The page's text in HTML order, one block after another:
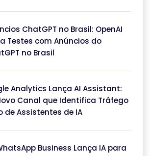
ChatGPT no Brasil: OpenAI
Testes com Anúncios do
no Brasil
Analytics Lança AI Assistant:
Canal que Identifica Tráfego
de Assistentes de IA
Business Lança IA para